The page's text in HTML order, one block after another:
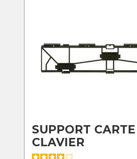
SUPPORT CARTE
CLAVIER